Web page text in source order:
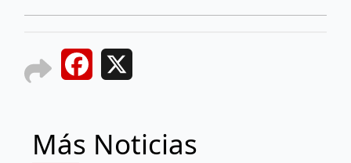
Facebook
Más Noticias